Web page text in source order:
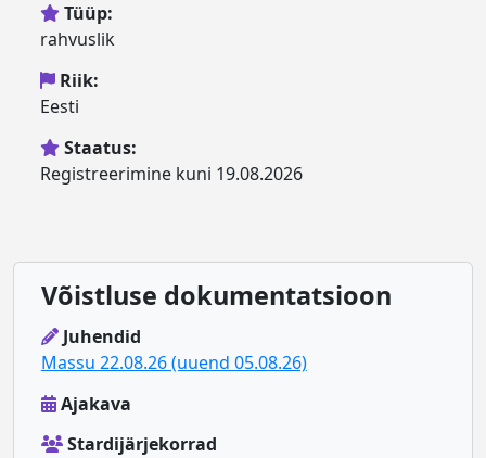
Tüüp:
rahvuslik
Riik:
Eesti
Staatus:
Registreerimine kuni 19.08.2026
Võistluse dokumentatsioon
Juhendid
Massu 22.08.26 (uuend 05.08.26)
Ajakava
Stardijärjekorrad